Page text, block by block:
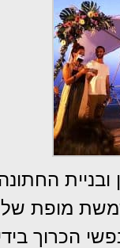
מופת של
הכרוך